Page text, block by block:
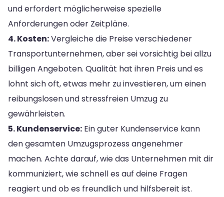
und erfordert möglicherweise spezielle
Anforderungen oder Zeitpläne.
4. Kosten:Vergleiche die Preise verschiedener
Transportunternehmen, aber sei vorsichtig bei allzu
billigen Angeboten. Qualität hat ihren Preis und es
lohnt sich oft, etwas mehr zu investieren, um einen
reibungslosen und stressfreien Umzug zu
gewährleisten.
5. Kundenservice: Ein guter Kundenservice kann
den gesamten Umzugsprozess angenehmer
machen. Achte darauf, wie das Unternehmen mit dir
kommuniziert, wie schnell es auf deine Fragen
reagiert und ob es freundlich und hilfsbereit ist.